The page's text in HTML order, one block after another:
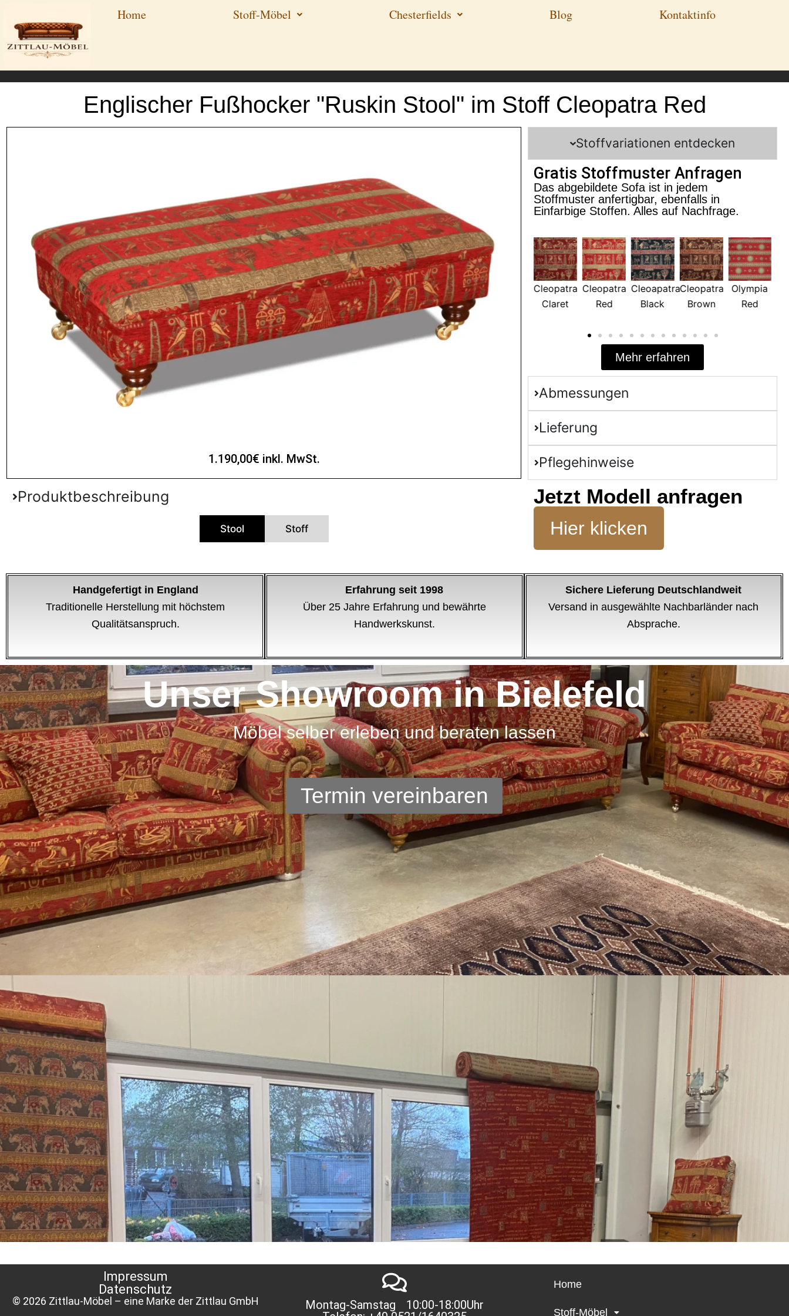
Inhalt
springen
Home Stoff-Möbel Chesterfields Blog Kontaktinfo
Englischer Fußhocker "Ruskin Stool" im Stoff Cleopatra Red
Stool Stoff
1.190,00€ inkl. MwSt.
Produktbeschreibung
Stoffvariationen entdecken
Gratis Stoffmuster Anfragen
Das abgebildete Sofa ist in jedem
Stoffmuster anfertigbar, ebenfalls in
Einfarbige Stoffen. Alles auf Nachfrage.
Ceylon
Graphit
Alhambra
Red
Alhambra
Torquoise
Alhambra
Gold
Alhambra
Silver
Ethnic
Theraccotta
Warwick
Gold
Savini
Glorious
Cleopatra
Cranberry
Cleopatra
Cleopatra
Red
Cleoapatra
Black
Cleopatra
Brown
Olympia
Red
Ceylon
Flame
Mehr erfahren
Abmessungen
Lieferung
Pflegehinweise
Jetzt Modell anfragen
Hier klicken
Handgefertigt in England
Traditionelle Herstellung mit höchstem
Qualitätsanspruch.
Erfahrung seit 1998
Über 25 Jahre Erfahrung und bewährte
Handwerkskunst.
Sichere Lieferung Deutschlandweit
Versand in ausgewählte Nachbarländer nach
Absprache.
Unser Showroom in Bielefeld
Möbel selber erleben und beraten lassen
Termin vereinbaren
Home
Stoff-Möbel
Montag-Samstag 10:00-18:00Uhr
Impressum
Datenschutz
© 2026 Zittlau-Möbel – eine Marke der Zittlau GmbH